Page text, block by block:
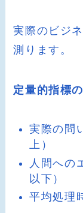
実際のビジ
測ります。
定量的指標
実際の問
上）
人間への
以下）
平均処理